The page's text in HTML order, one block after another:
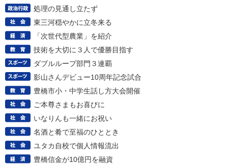
処理の見通し立たず
東三河穏やかに立冬来る
「次世代型農業」を紹介
技術を大切に３人で優勝目指す
ダブルループ部門３連覇
影山さんデビュー10周年記念試合
豊橋市小・中学生話し方大会開催
ご本尊さまもお喜びに
いなりんも一緒にお祝い
名酒と肴で至福のひととき
ユタカ自校で個人情報流出
豊橋信金が10億円を融資